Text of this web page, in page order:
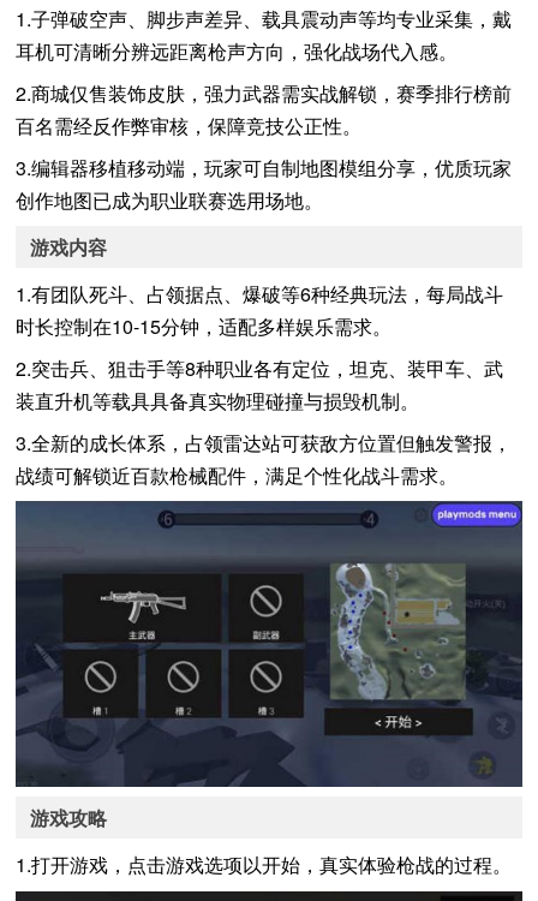
1.子弹破空声、脚步声差异、载具震动声等均专业采集，戴
耳机可清晰分辨远距离枪声方向，强化战场代入感。
2.商城仅售装饰皮肤，强力武器需实战解锁，赛季排行榜前
百名需经反作弊审核，保障竞技公正性。
3.编辑器移植移动端，玩家可自制地图模组分享，优质玩家
创作地图已成为职业联赛选用场地。
游戏内容
1.有团队死斗、占领据点、爆破等6种经典玩法，每局战斗
时长控制在10-15分钟，适配多样娱乐需求。
2.突击兵、狙击手等8种职业各有定位，坦克、装甲车、武
装直升机等载具具备真实物理碰撞与损毁机制。
3.全新的成长体系，占领雷达站可获敌方位置但触发警报，
战绩可解锁近百款枪械配件，满足个性化战斗需求。
游戏攻略
1.打开游戏，点击游戏选项以开始，真实体验枪战的过程。